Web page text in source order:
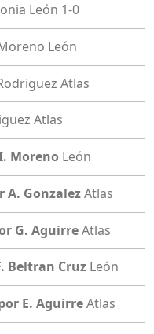
León 1-0
León
Atlas
Atlas
Moreno León
A. GonzalezAtlas
G. AguirreAtlas
Beltran Cruz León
E. AguirreAtlas